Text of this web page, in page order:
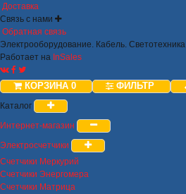
Доставка
Связь с нами
Обратная связь
Электрооборудование. Кабель. Светотехника
Работает на InSales
КОРЗИНА 0 ФИЛЬТР
Каталог
Интернет-магазин
Электросчетчики
Счетчики Меркурий
Счетчики Энергомера
Счетчики Матрица